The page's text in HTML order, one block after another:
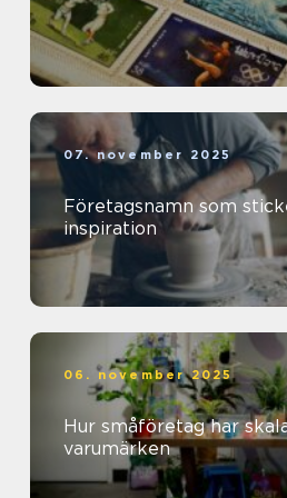
07. november 2025
Företagsnamn som
inspiration
06. november 2025
Hur småföretag har
varumärken